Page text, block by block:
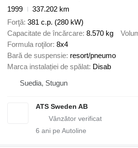
1999
337.202 km
Forţă 381 c.p. (280 kW)
Capacitate de încărcare 8.570 kg
Formula roţilor 8x4
Bară de suspensie resort/pneumo
Marca instalației de spălat Disab
Suedia, Stugun
ATS Sweden AB
6 ani pe Autoline